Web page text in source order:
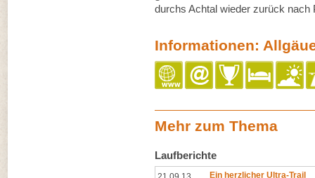
durchs Achtal wieder zurück nach
Informationen:
Mehr zum Thema
Laufberichte
Ein herzlicher Ultra-Trail